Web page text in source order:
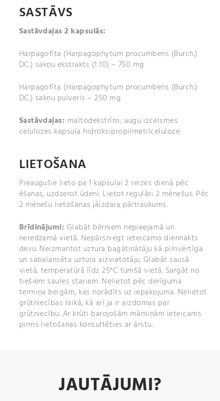
SASTĀVS
Sastāvdaļas 2 kapsulās:
Harpagofīta (Harpagophytum procumbens (Burch.)
DC.) sakņu ekstrakts (1:10) – 750 mg
Harpagofīta (Harpagophytum procumbens (Burch.)
DC.) sakņu pulveris – 250 mg
Sastāvdaļas: maltodekstrīns; augu izcelsmes
celulozes kapsula hidroksipropilmetilceluloze.
LIETOŠANA
Pieaugušie lieto pa 1 kapsulai 2 reizes dienā pēc
ēšanas, uzdzerot ūdeni. Lietot regulāri 2 mēnešus. Pēc
2 mēnešu lietošanas jāizdara pārtraukums.
Brīdinājumi: Glabāt bērniem nepieejamā un
neredzamā vietā. Nepārsniegt ieteicamo diennakts
devu. Neizmantot uztura bagātinātāju kā pilnvērtīga
un sabalansēta uztura aizvietotāju. Glabāt sausā
vietā, temperatūrā līdz 25°C tumšā vietā. Sargāt no
tiešiem saules stariem. Nelietot pēc derīguma
termiņa beigām, kas norādīts uz iepakojuma. Nelietot
grūtniecības laikā, kā arī ja ir aizdomas par
grūtniecību. Ar krūti barojošām māmiņām ieteicams
pirms lietošanas konsultēties ar ārstu.
JAUTĀJUMI?